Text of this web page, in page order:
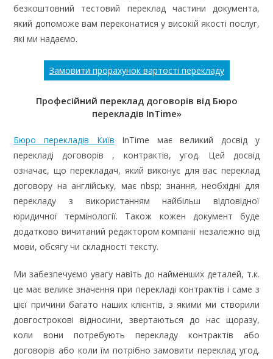
безкоштовний тестовий переклад частини документа,
який допоможе вам переконатися у високій якості послуг,
які ми надаємо.
Замовити прорахунок вартості перекладу
Професійний переклад договорів від Бюро
перекладів InTime»
Бюро перекладів Київ InTime має великий досвід у
перекладі договорів , контрактів, угод. Цей досвід
означає, що перекладач, який виконує для вас переклад
договору на англійську, має nbsp; знання, необхідні для
перекладу з використанням найбільш відповідної
юридичної термінології. Також кожен документ буде
додатково вичитаний редактором компанії незалежно від
мови, обсягу чи складності тексту.
Ми забезпечуємо увагу навіть до найменших деталей, т.к.
це має велике значення при перекладі контрактів і саме з
цієї причини багато наших клієнтів, з якими ми створили
довгострокові відносини, звертаються до нас щоразу,
коли вони потребують перекладу контрактів або
договорів або коли їм потрібно замовити переклад угод.